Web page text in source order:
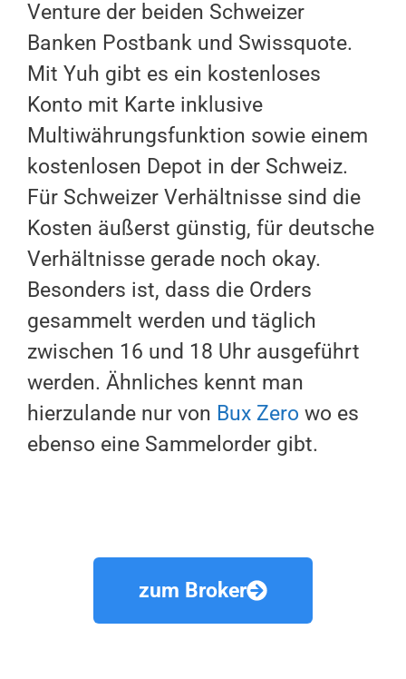
Venture der beiden Schweizer
Banken Postbank und Swissquote.
Mit Yuh gibt es ein kostenloses
Konto mit Karte inklusive
Multiwährungsfunktion sowie einem
kostenlosen Depot in der Schweiz.
Für Schweizer Verhältnisse sind die
Kosten äußerst günstig, für deutsche
Verhältnisse gerade noch okay.
Besonders ist, dass die Orders
gesammelt werden und täglich
zwischen 16 und 18 Uhr ausgeführt
werden. Ähnliches kennt man
hierzulande nur von Bux Zero wo es
ebenso eine Sammelorder gibt.
zum Broker